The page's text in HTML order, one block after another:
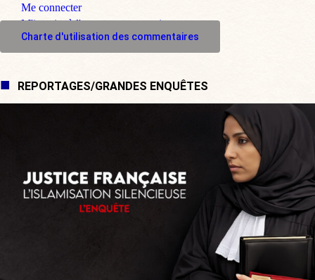
Me connecter
M'inscrire à l'espace commentaire
Charte d'utilisation des commentaires
REPORTAGES/GRANDES ENQUÊTES